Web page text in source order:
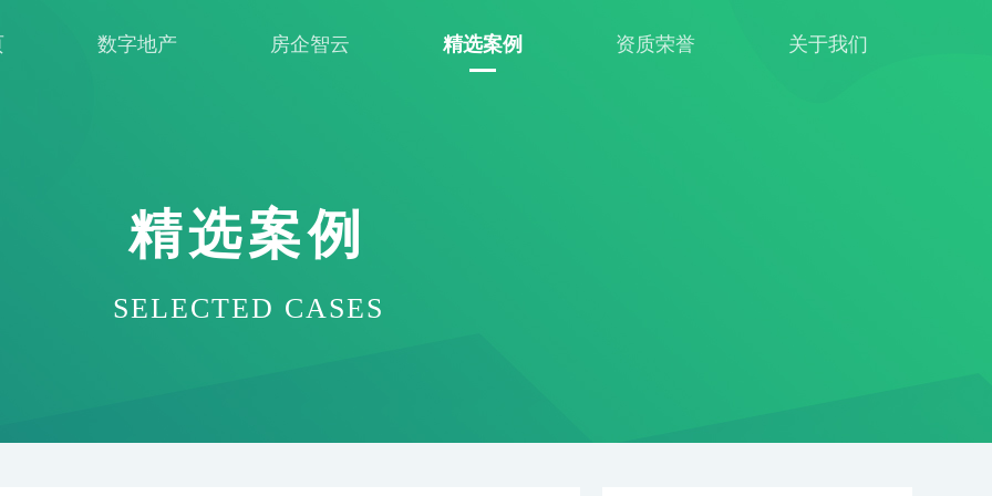
数字地产 房企智云 精选案例 资质荣誉 关于我们
精选案例
SELECTED CASES